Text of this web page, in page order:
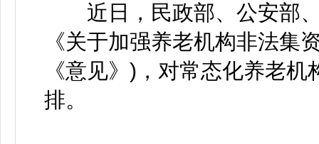
近日，民政部、公安部、
《关于加强养老机构非法集
《意见》)，对常态化养老
排。